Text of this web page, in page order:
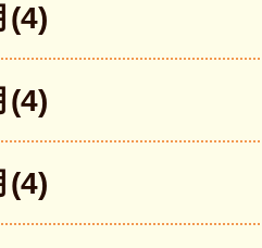
(4)
(4)
(4)